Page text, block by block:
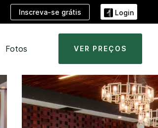
Inscreva-se grátis Login
Fotos VER PREÇOS